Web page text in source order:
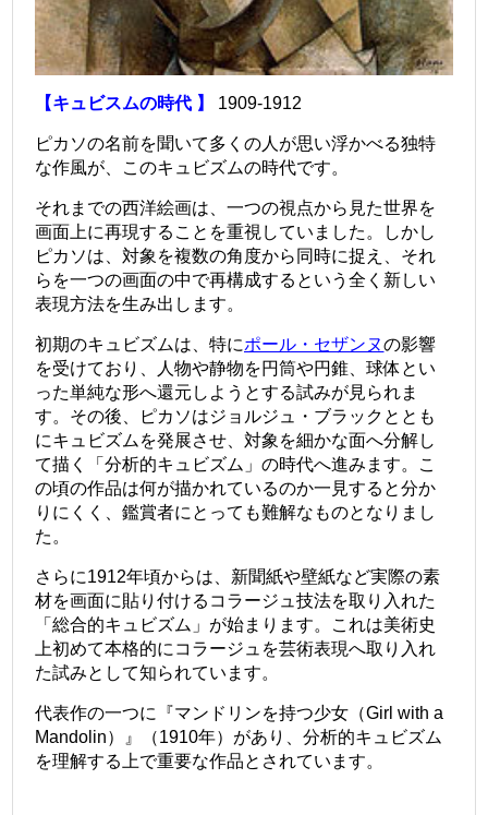
【キュビスムの時代 】 1909-1912
ピカソの名前を聞いて多くの人が思い浮かべる独特
な作風が、このキュビズムの時代です。
それまでの西洋絵画は、一つの視点から見た世界を
画面上に再現することを重視していました。しかし
ピカソは、対象を複数の角度から同時に捉え、それ
らを一つの画面の中で再構成するという全く新しい
表現方法を生み出します。
初期のキュビズムは、特にポール・セザンヌの影響
を受けており、人物や静物を円筒や円錐、球体とい
った単純な形へ還元しようとする試みが見られま
す。その後、ピカソはジョルジュ・ブラックととも
にキュビズムを発展させ、対象を細かな面へ分解し
て描く「分析的キュビズム」の時代へ進みます。こ
の頃の作品は何が描かれているのか一見すると分か
りにくく、鑑賞者にとっても難解なものとなりまし
た。
さらに1912年頃からは、新聞紙や壁紙など実際の素
材を画面に貼り付けるコラージュ技法を取り入れた
「総合的キュビズム」が始まります。これは美術史
上初めて本格的にコラージュを芸術表現へ取り入れ
た試みとして知られています。
代表作の一つに『マンドリンを持つ少女（Girl with a
Mandolin）』（1910年）があり、分析的キュビズム
を理解する上で重要な作品とされています。